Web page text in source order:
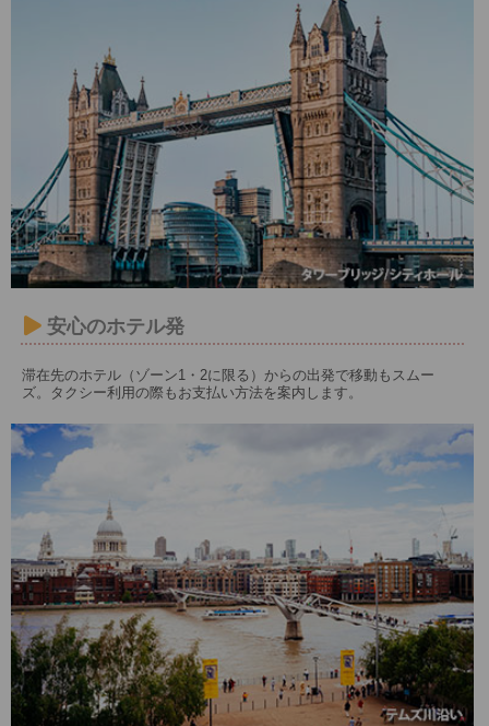
安心のホテル発
滞在先のホテル（ゾーン1・2に限る）からの出発で移動もスムー
ズ。タクシー利用の際もお支払い方法を案内します。